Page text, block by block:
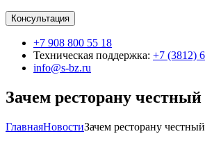
Консультация
+7 908 800 55 18
Техническая поддержка: +7 (3812)
info@s-bz.ru
Зачем ресторану честный
ГлавнаяНовостиЗачем ресторану